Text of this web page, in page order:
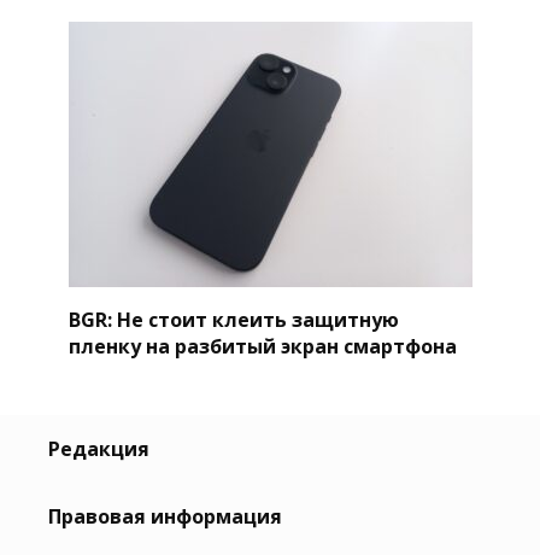
BGR: Не стоит клеить защитную
пленку на разбитый экран смартфона
Редакция
Правовая информация